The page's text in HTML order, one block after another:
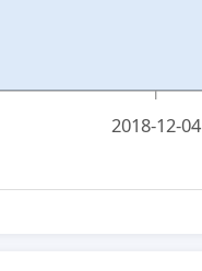
2018-12-04